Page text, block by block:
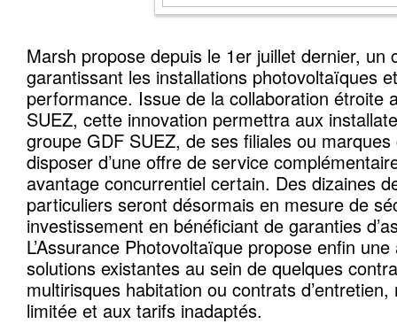
Marsh propose depuis le 1er juillet dernier, un
garantissant les installations photovoltaïques
performance. Issue de la collaboration étroite
SUEZ, cette innovation permettra aux
groupe GDF SUEZ, de ses filiales ou
disposer d’une offre de service
avantage concurrentiel certain. Des dizaines
particuliers seront désormais en mesure de
investissement en bénéficiant de garanties
L’Assurance Photovoltaïque propose enfin
solutions existantes au sein de quelques
multirisques habitation ou contrats
limitée et aux tarifs inadaptés.